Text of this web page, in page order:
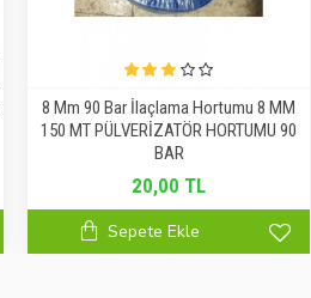
8 Mm 90 Bar İlaçlama Hortumu 8 MM
150 MT PÜLVERİZATÖR HORTUMU 90
BAR
20,00 TL
Sepete Ekle